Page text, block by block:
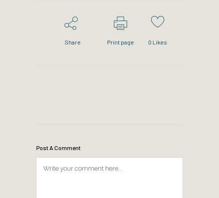
Share Print page 0 Likes
Post A Comment